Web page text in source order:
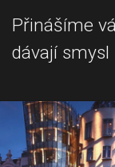
Přinášíme
dávají smysl